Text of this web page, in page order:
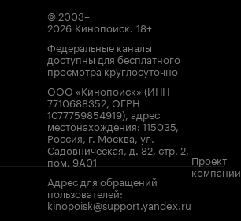
© 2003–
2026 Кинопоиск. 18+
Федеральные каналы
доступны для бесплатного
просмотра круглосуточно
ООО «Кинопоиск» (ИНН
7710688352, ОГРН
1077759854919), адрес
местонахождения: 115035,
Россия, г. Москва, ул.
Садовническая, д. 82, стр. 2,
пом. 9А01
Адрес для обращений
пользователей:
kinopoisk@support.yandex.ru
Проект
компании